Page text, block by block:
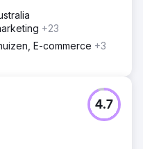
+23
E-commerce +3
4.7